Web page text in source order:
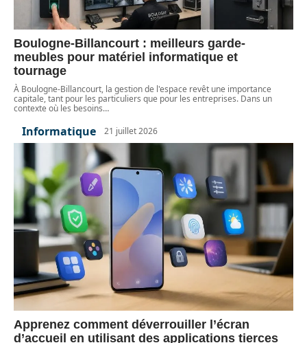
Boulogne-Billancourt : meilleurs garde-
meubles pour matériel informatique et
tournage
À Boulogne-Billancourt, la gestion de l'espace revêt une importance
capitale, tant pour les particuliers que pour les entreprises. Dans un
contexte où les besoins…
Informatique 21 juillet 2026
Apprenez comment déverrouiller l’écran
d’accueil en utilisant des applications tierces